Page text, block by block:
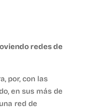
redes de
por, con las
en sus más de
red de